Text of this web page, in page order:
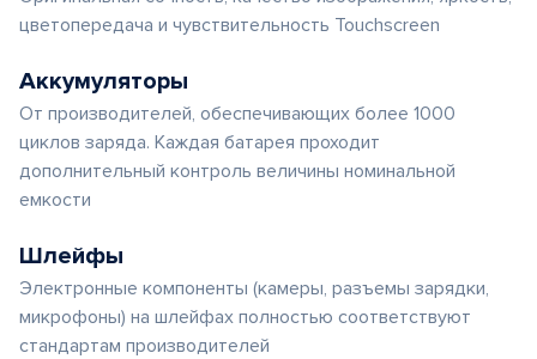
цветопередача и чувствительность Touchscreen
Аккумуляторы
От производителей, обеспечивающих более 1000
циклов заряда. Каждая батарея проходит
дополнительный контроль величины номинальной
емкости
Шлейфы
Электронные компоненты (камеры, разъемы зарядки,
микрофоны) на шлейфах полностью соответствуют
стандартам производителей